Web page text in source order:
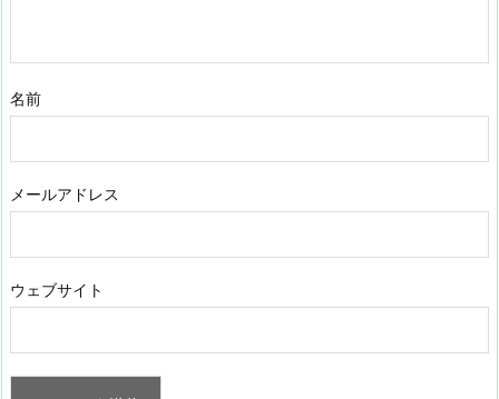
名前
メールアドレス
ウェブサイト